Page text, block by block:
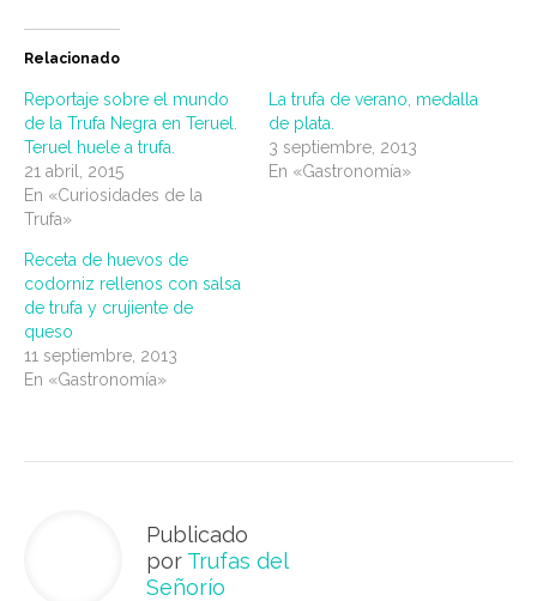
Relacionado
Reportaje sobre el mundo
de la Trufa Negra en Teruel.
Teruel huele a trufa.
21 abril, 2015
En «Curiosidades de la
Trufa»
La trufa de verano, medalla
de plata.
3 septiembre, 2013
En «Gastronomía»
Receta de huevos de
codorniz rellenos con salsa
de trufa y crujiente de
queso
11 septiembre, 2013
En «Gastronomía»
Publicado
por Trufas del
Señorío